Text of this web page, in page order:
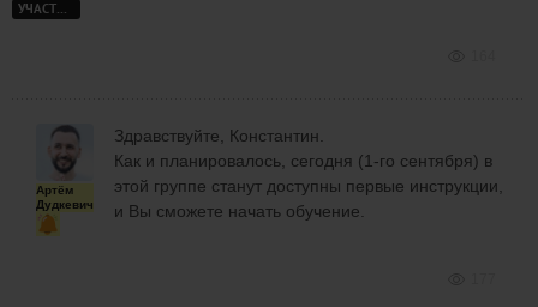
УЧАСТНИК
Артём
Дудкевич
Здравствуйте, Константин.
Как и планировалось, сегодня (1-го сентября) в
этой группе станут доступны первые инструкции,
и Вы сможете начать обучение.